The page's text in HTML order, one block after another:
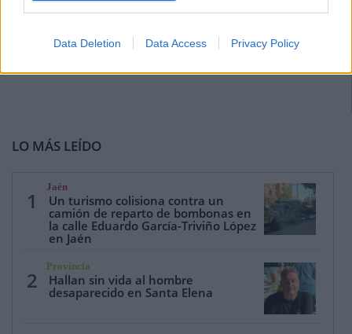
Data Deletion Data Access Privacy Policy
LO MÁS LEÍDO
1
Jaén
Un turismo colisiona contra un
camión de reparto de bombonas en
la calle Eduardo García-Triviño López
en Jaén
2
Provincia
Hallan sin vida al hombre
desaparecido en Santa Elena